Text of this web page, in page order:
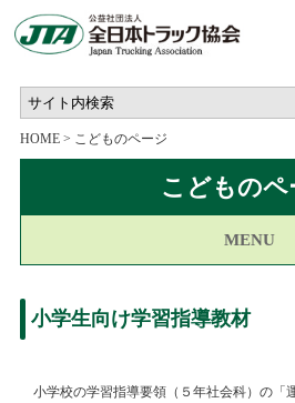
HOME> こどものページ
こどものペ
MENU
小学生向け学習指導教材
小学校の学習指導要領（５年社会科）の「